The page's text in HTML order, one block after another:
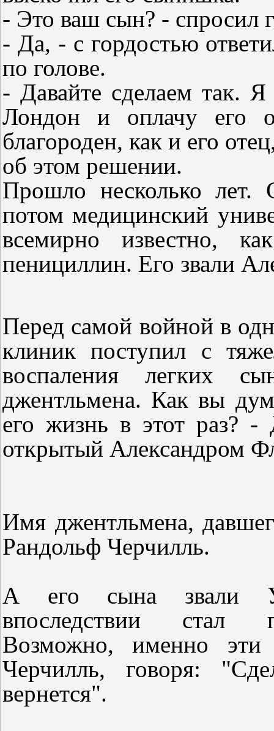
- Это ваш сын? - спросил
- Да, - с гордостью
по голове.
- Давайте сделаем так.
Лондон и оплачу его
благороден, как и его
об этом решении.
Прошло несколько лет.
потом медицинский
всемирно известно,
пенициллин. Его звали
Перед самой войной в
клиник поступил с
воспаления легких
джентльмена. Как вы
его жизнь в этот раз? -
открытый Александром
Имя джентльмена,
Рандольф Черчилль.
А его сына звали
впоследствии стал
Возможно, именно эти
Черчилль, говоря:
вернется".